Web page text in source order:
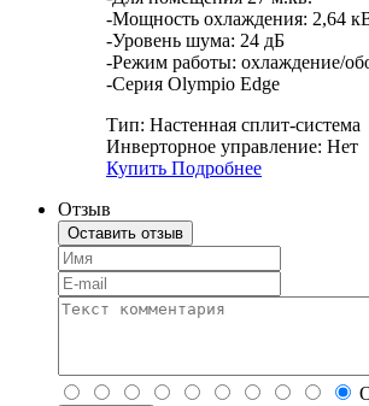
-Мощность охлаждения: 2,64
-Уровень шума: 24 дБ
-Режим работы: охлаждение/
-Серия Olympio Edge
Тип: Настенная сплит-система
Инверторное управление: Нет
Купить Подробнее
Отзыв
Оставить отзыв